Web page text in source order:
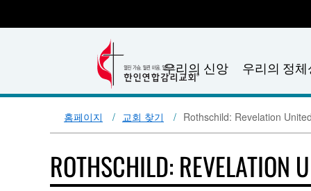
우리의 신앙 우리의 정체
홈페이지 교회 찾기 Rothschild: Revelation
ROTHSCHILD: REVELATION